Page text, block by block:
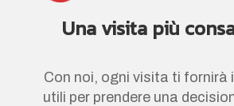
Una visita più
Con noi, ogni visita ti fornirà
utili per prendere una